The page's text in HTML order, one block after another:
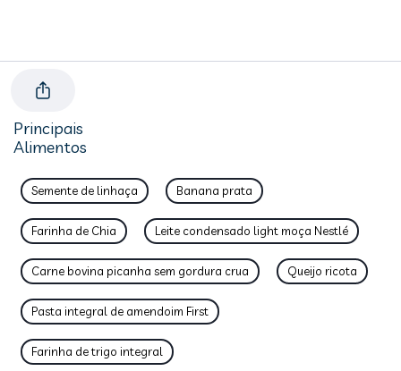
Principais
Alimentos
Semente de linhaça Banana prata
Farinha de Chia Leite condensado light moça Nestlé
Carne bovina picanha sem gordura crua Queijo ricota
Pasta integral de amendoim First
Farinha de trigo integral